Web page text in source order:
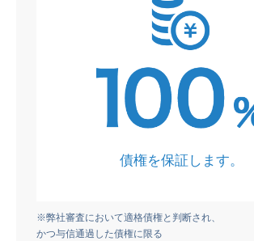
債権を保証します。
※弊社審査において適格債権と判断され、
かつ与信通過した債権に限る